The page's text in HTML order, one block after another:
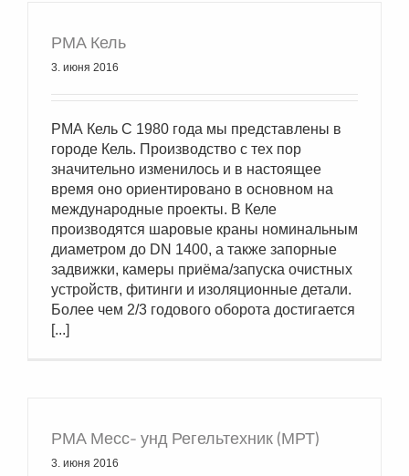
РМА Кель
3. июня 2016
РМА Кель С 1980 года мы представлены в
городе Кель. Производство с тех пор
значительно изменилось и в настоящее
время оно ориентировано в основном на
международные проекты. В Келе
производятся шаровые краны номинальным
диаметром до DN 1400, а также запорные
задвижки, камеры приёма/запуска очистных
устройств, фитинги и изоляционные детали.
Более чем 2/3 годового оборота достигается
[...]
РМА Месс- унд Регельтехник (МРТ)
3. июня 2016